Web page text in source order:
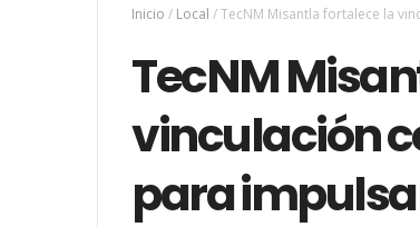
Inicio / Local /TecNM Misantla fortalece la
TecNM
vinculación
para